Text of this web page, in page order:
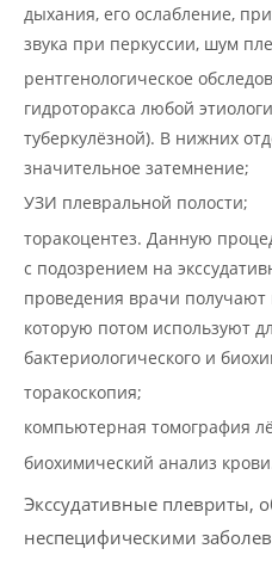
дыхания, его ослабление,
звука при перкуссии, шум
рентгенологическое
гидроторакса любой
туберкулёзной). В нижних
значительное затемнение;
УЗИ плевральной полости;
торакоцентез. Данную
с подозрением на
проведения врачи получают
которую потом используют
бактериологического и
торакоскопия;
компьютерная томография
биохимический анализ
Экссудативные плевриты,
неспецифическими